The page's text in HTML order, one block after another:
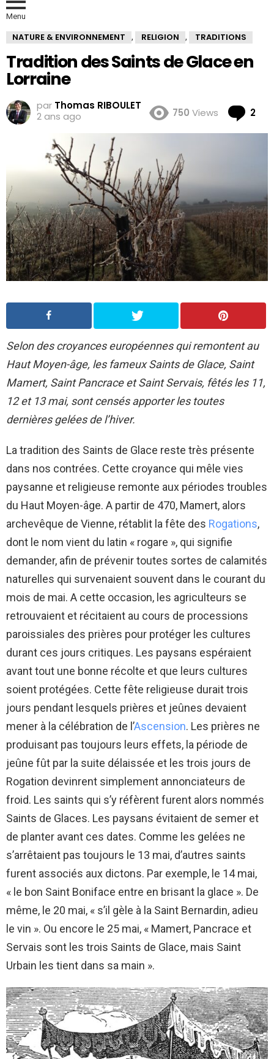
Menu
NATURE & ENVIRONNEMENT , RELIGION , TRADITIONS
Tradition des Saints de Glace en
Lorraine
par Thomas RIBOULET
2 ans ago
750 Views 2
Selon des croyances européennes qui remontent au
Haut Moyen-âge, les fameux Saints de Glace, Saint
Mamert, Saint Pancrace et Saint Servais, fêtés les 11,
12 et 13 mai, sont censés apporter les toutes
dernières gelées de l’hiver.
La tradition des Saints de Glace reste très présente
dans nos contrées. Cette croyance qui mêle vies
paysanne et religieuse remonte aux périodes troubles
du Haut Moyen-âge. A partir de 470, Mamert, alors
archevêque de Vienne, rétablit la fête des Rogations,
dont le nom vient du latin « rogare », qui signifie
demander, afin de prévenir toutes sortes de calamités
naturelles qui survenaient souvent dans le courant du
mois de mai. A cette occasion, les agriculteurs se
retrouvaient et récitaient au cours de processions
paroissiales des prières pour protéger les cultures
durant ces jours critiques. Les paysans espéraient
avant tout une bonne récolte et que leurs cultures
soient protégées. Cette fête religieuse durait trois
jours pendant lesquels prières et jeûnes devaient
mener à la célébration de l’Ascension. Les prières ne
produisant pas toujours leurs effets, la période de
jeûne fût par la suite délaissée et les trois jours de
Rogation devinrent simplement annonciateurs de
froid. Les saints qui s’y réfèrent furent alors nommés
Saints de Glaces. Les paysans évitaient de semer et
de planter avant ces dates. Comme les gelées ne
s’arrêtaient pas toujours le 13 mai, d’autres saints
furent associés aux dictons. Par exemple, le 14 mai,
« le bon Saint Boniface entre en brisant la glace ». De
même, le 20 mai, « s’il gèle à la Saint Bernardin, adieu
le vin ». Ou encore le 25 mai, « Mamert, Pancrace et
Servais sont les trois Saints de Glace, mais Saint
Urbain les tient dans sa main ».